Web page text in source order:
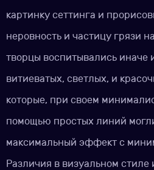
картинку сеттинга и
неровность и частицу грязи
творцы воспитывались иначе
витиеватых, светлых, и
которые, при своем
помощью простых линий
максимальный эффект с
Различия в визуальном стиле